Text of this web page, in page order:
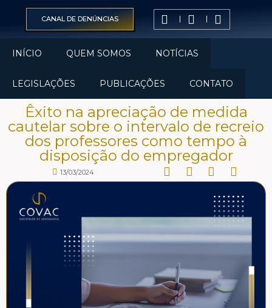
CANAL DE DENÚNCIAS
INÍCIO QUEM SOMOS NOTÍCIAS
LEGISLAÇÕES PUBLICAÇÕES CONTATO
Êxito na apreciação de medida
cautelar sobre o intervalo de recreio
dos professores como tempo à
disposição do empregador
13/03/2024